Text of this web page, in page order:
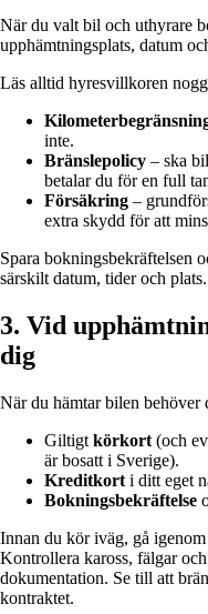
När du valt bil och uthyrare
upphämtningsplats, datum
Läs alltid hyresvillkoren
inte.
Bränslepolicy – ska
betalar du för en full
Försäkring –
extra skydd för att
Spara bokningsbekräftelsen
särskilt datum, tider och plats.
3. Vid
dig
När du hämtar bilen behöver
Giltigt körkort (och
är bosatt i Sverige).
Kreditkort i ditt eget
Bokningsbekräftelse
Innan du kör iväg, gå
Kontrollera kaross, fälgar
dokumentation. Se till att
kontraktet.